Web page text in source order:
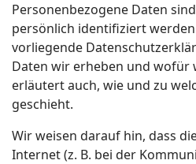
Personenbezogene Daten
persönlich identifiziert
vorliegende
Daten wir erheben und wofür
erläutert auch, wie und zu
geschieht.
Wir weisen darauf hin, dass
Internet (z. B. bei der